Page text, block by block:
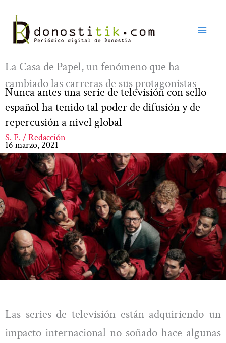
contenido
La Casa de Papel, un fenómeno que ha
cambiado las carreras de sus protagonistas
Nunca antes una serie de televisión con sello
español ha tenido tal poder de difusión y de
repercusión a nivel global
S. F. / Redacción
16 marzo, 2021
Las series de televisión están adquiriendo un
impacto internacional no soñado hace algunas